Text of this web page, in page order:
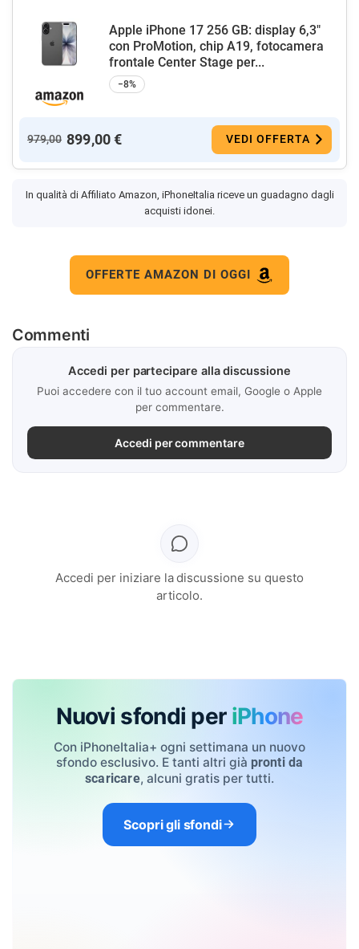
Apple iPhone 17 256 GB: display 6,3"
con ProMotion, chip A19, fotocamera
frontale Center Stage per...
−8%
979,00 899,00 € VEDI OFFERTA
In qualità di Affiliato Amazon, iPhoneItalia riceve un guadagno dagli
acquisti idonei.
OFFERTE AMAZON DI OGGI
Commenti
Accedi per partecipare alla discussione
Puoi accedere con il tuo account email, Google o Apple
per commentare.
Accedi per commentare
Accedi per iniziare la discussione su questo
articolo.
Nuovi sfondi per iPhone
Con iPhoneItalia+ ogni settimana un nuovo
sfondo esclusivo. E tanti altri già pronti da
scaricare, alcuni gratis per tutti.
Scopri gli sfondi